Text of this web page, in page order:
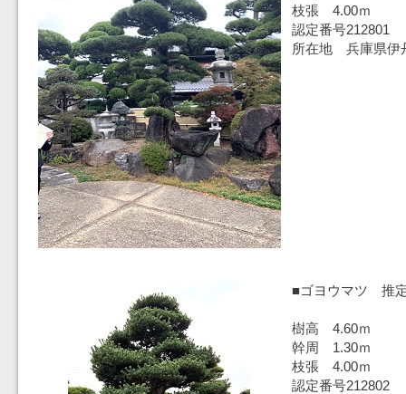
枝張 4.00ｍ
認定番号212801
所在地 兵庫県伊
■ゴヨウマツ 推
樹高 4.60ｍ
幹周 1.30ｍ
枝張 4.00ｍ
認定番号212802